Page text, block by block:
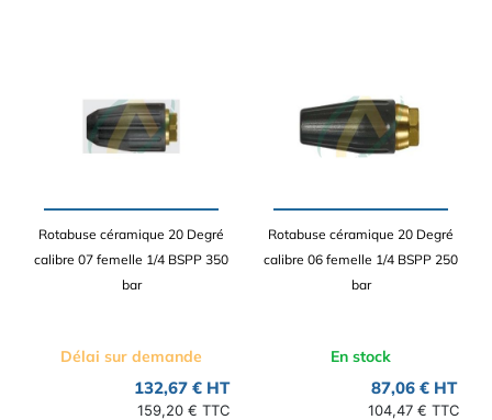
Rotabuse céramique 20 Degré
calibre 07 femelle 1/4 BSPP 350
bar
Délai sur demande
132,67 € HT
159,20 € TTC
Rotabuse céramique 20 Degré
calibre 06 femelle 1/4 BSPP 250
bar
En stock
87,06 € HT
104,47 € TTC